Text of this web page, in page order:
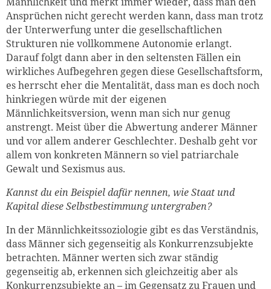
Ansprüchen nicht gerecht werden kann, dass man trotz
der Unterwerfung unter die gesellschaftlichen
Strukturen nie vollkommene Autonomie erlangt.
Darauf folgt dann aber in den seltensten Fällen ein
wirkliches Aufbegehren gegen diese Gesellschaftsform,
es herrscht eher die Mentalität, dass man es doch noch
hinkriegen würde mit der eigenen
Männlichkeitsversion, wenn man sich nur genug
anstrengt. Meist über die Abwertung anderer Männer
und vor allem anderer Geschlechter. Deshalb geht vor
allem von konkreten Männern so viel patriarchale
Gewalt und Sexismus aus.
Kannst du ein Beispiel dafür nennen, wie Staat und
Kapital diese Selbstbestimmung untergraben?
In der Männlichkeitssoziologie gibt es das Verständnis,
dass Männer sich gegenseitig als Konkurrenzsubjekte
betrachten. Männer werten sich zwar ständig
gegenseitig ab, erkennen sich gleichzeitig aber als
Konkurrenzsubjekte an – im Gegensatz zu Frauen und